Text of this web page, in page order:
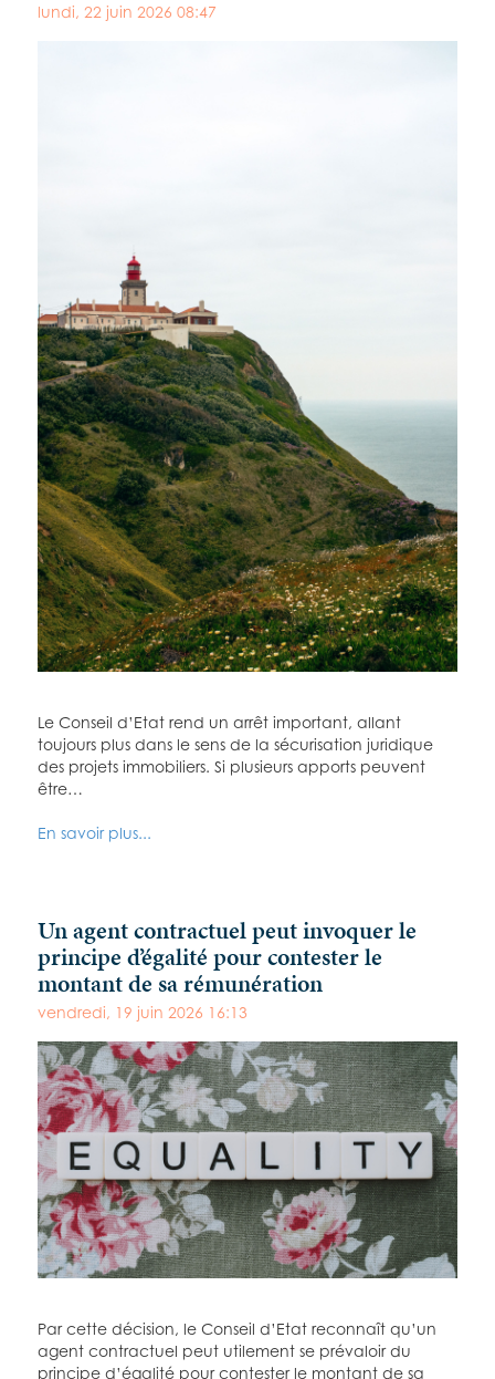
lundi, 22 juin 2026 08:47
Le Conseil d’Etat rend un arrêt important, allant
toujours plus dans le sens de la sécurisation juridique
des projets immobiliers. Si plusieurs apports peuvent
être…
En savoir plus...
Un agent contractuel peut invoquer le
principe d’égalité pour contester le
montant de sa rémunération
vendredi, 19 juin 2026 16:13
Par cette décision, le Conseil d’Etat reconnaît qu’un
agent contractuel peut utilement se prévaloir du
principe d’égalité pour contester le montant de sa